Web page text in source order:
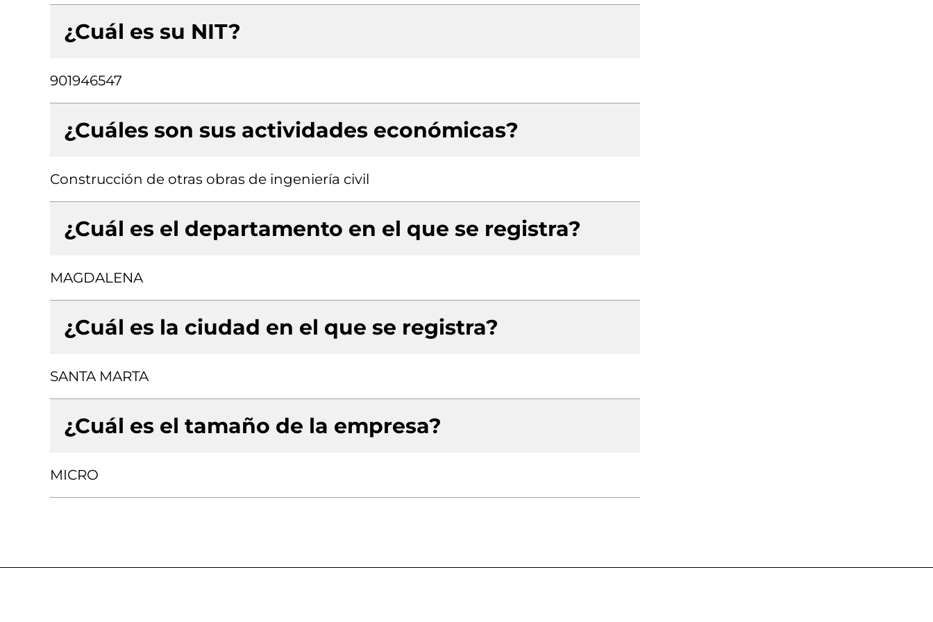
¿Cuál es su NIT?
901946547
¿Cuáles son sus actividades económicas?
Construcción de otras obras de ingeniería civil
¿Cuál es el departamento en el que se registra?
MAGDALENA
¿Cuál es la ciudad en el que se registra?
SANTA MARTA
¿Cuál es el tamaño de la empresa?
MICRO